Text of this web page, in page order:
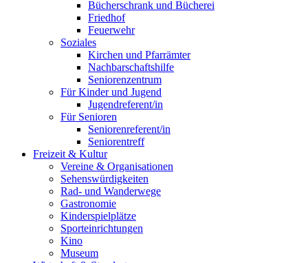
Bücherschrank und Bücherei
Friedhof
Feuerwehr
Soziales
Kirchen und Pfarrämter
Nachbarschaftshilfe
Seniorenzentrum
Für Kinder und Jugend
Jugendreferent/in
Für Senioren
Seniorenreferent/in
Seniorentreff
Freizeit & Kultur
Vereine & Organisationen
Sehenswürdigkeiten
Rad- und Wanderwege
Gastronomie
Kinderspielplätze
Sporteinrichtungen
Kino
Museum